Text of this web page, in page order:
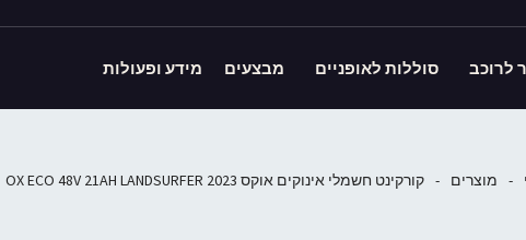
לרוכב סוללות לאופניים מבצעים מידע ופעולות
- מוצרים - קורקינט חשמלי אינוקים אוקס OX ECO 48V 21AH LANDSURFER 2023